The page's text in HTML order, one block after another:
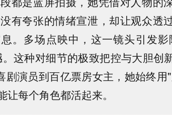
有夸张的情绪宣泄，却让观众透
。多场点映中，这一镜头引发影
这种对细节的极致把控与大胆创
剧演员到百亿票房女主，她始终用
每个角色都活起来。